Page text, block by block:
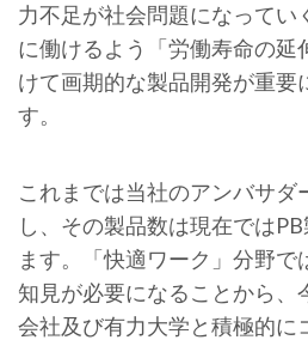
力不足が社会問題になってい
に働けるよう「労働寿命の延
けて画期的な製品開発が重要
す。
これまでは当社のアンバサダ
し、その製品数は現在では
ます。「快適ワーク」分野
知見が必要になることから、
会社及び有力大学と積極的に